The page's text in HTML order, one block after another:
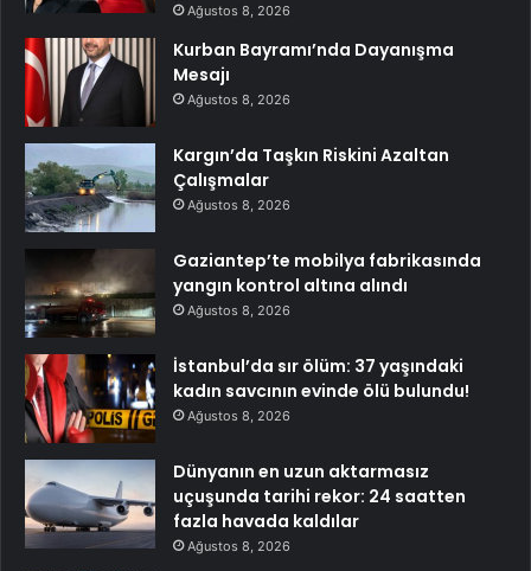
Ağustos 8, 2026
Kurban Bayramı’nda Dayanışma
Mesajı
Ağustos 8, 2026
Kargın’da Taşkın Riskini Azaltan
Çalışmalar
Ağustos 8, 2026
Gaziantep’te mobilya fabrikasında
yangın kontrol altına alındı
Ağustos 8, 2026
İstanbul’da sır ölüm: 37 yaşındaki
kadın savcının evinde ölü bulundu!
Ağustos 8, 2026
Dünyanın en uzun aktarmasız
uçuşunda tarihi rekor: 24 saatten
fazla havada kaldılar
Ağustos 8, 2026